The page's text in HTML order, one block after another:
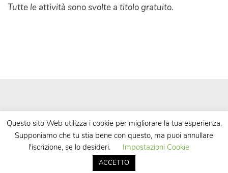
Tutte le attività sono svolte a titolo gratuito.
| Powered byWordPress| Theme byTheBootstrapThemes
Questo sito Web utilizza i cookie per migliorare la tua esperienza.
Supponiamo che tu stia bene con questo, ma puoi annullare
l'iscrizione, se lo desideri.
Impostazioni Cookie
ACCETTO